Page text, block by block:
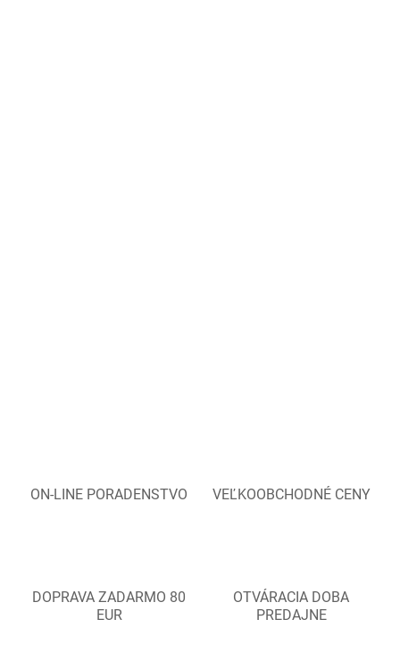
ON-LINE PORADENSTVO VEĽKOOBCHODNÉ CENY
DOPRAVA ZADARMO 80
EUR
OTVÁRACIA DOBA
PREDAJNE